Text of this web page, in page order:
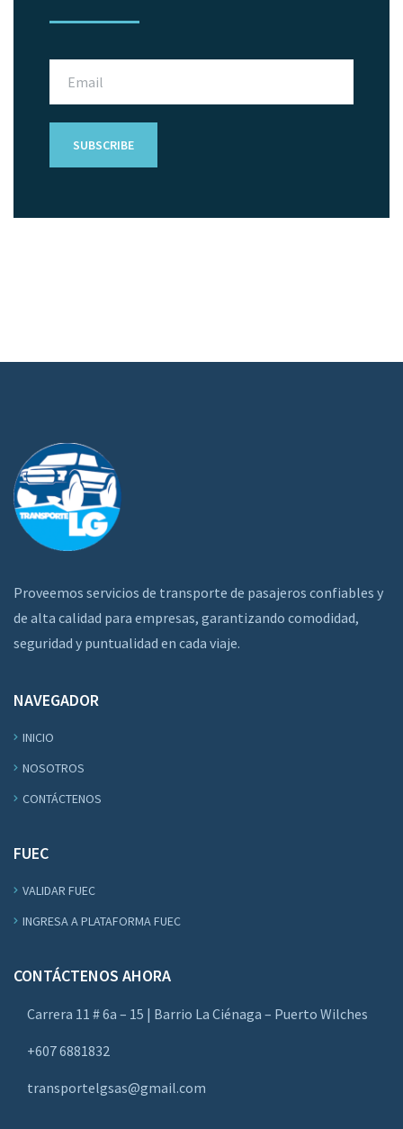
Proveemos servicios de transporte de pasajeros confiables y
de alta calidad para empresas, garantizando comodidad,
seguridad y puntualidad en cada viaje.
NAVEGADOR
INICIO
NOSOTROS
CONTÁCTENOS
FUEC
VALIDAR FUEC
INGRESA A PLATAFORMA FUEC
CONTÁCTENOS AHORA
Carrera 11 # 6a – 15 | Barrio La Ciénaga – Puerto Wilches
+607 6881832
transportelgsas@gmail.com